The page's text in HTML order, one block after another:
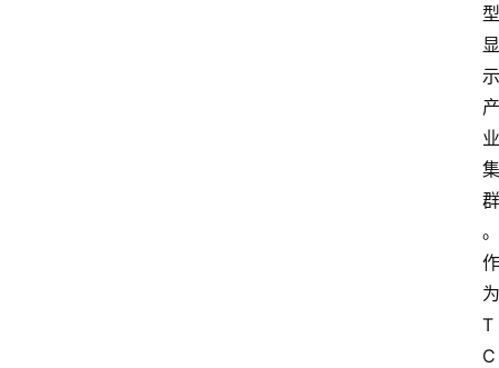
型
显
示
产
业
集
群
。
作
为
T
C